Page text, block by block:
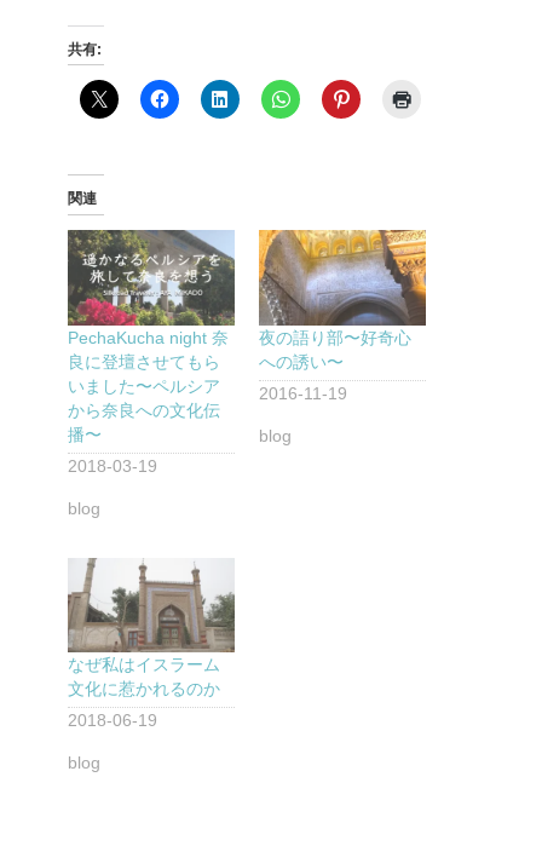
共有:
関連
PechaKucha night 奈
良に登壇させてもら
いました〜ペルシア
から奈良への文化伝
播〜
2018-03-19
blog
夜の語り部〜好奇心
への誘い〜
2016-11-19
blog
なぜ私はイスラーム
文化に惹かれるのか
2018-06-19
blog